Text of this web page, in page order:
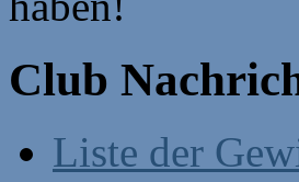
Club
Liste der